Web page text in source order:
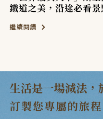
道之美，沿途必看景點
續閱讀
生活是一場減法，
訂製您專屬的旅程